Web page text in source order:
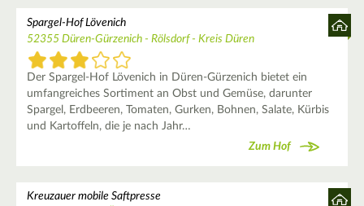
Spargel-Hof Lövenich
52355 Düren-Gürzenich - Rölsdorf - Kreis Düren
Der Spargel-Hof Lövenich in Düren-Gürzenich bietet ein
umfangreiches Sortiment an Obst und Gemüse, darunter
Spargel, Erdbeeren, Tomaten, Gurken, Bohnen, Salate, Kürbis
und Kartoffeln, die je nach Jahr…
Zum Hof
Kreuzauer mobile Saftpresse